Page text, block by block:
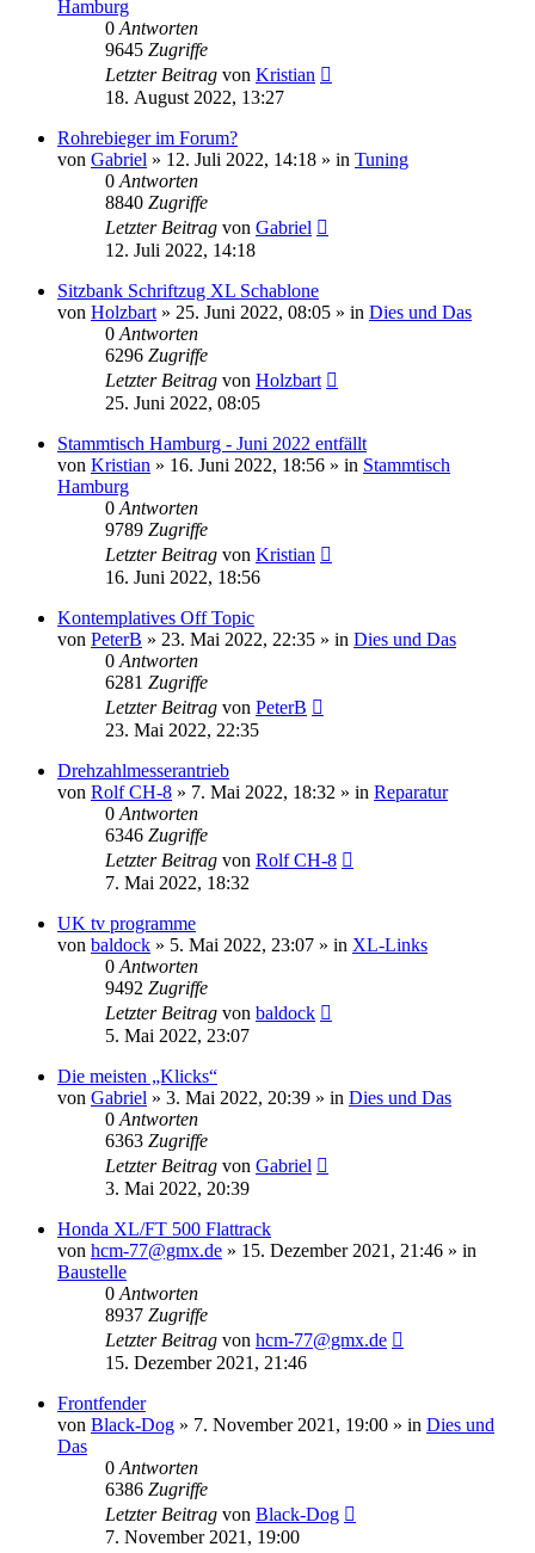
Hamburg
0 Antworten
9645 Zugriffe
Letzter Beitrag von Kristian
18. August 2022, 13:27
Rohrebieger im Forum?
von Gabriel » 12. Juli 2022, 14:18 » in Tuning
0 Antworten
8840 Zugriffe
Letzter Beitrag von Gabriel
12. Juli 2022, 14:18
Sitzbank Schriftzug XL Schablone
von Holzbart » 25. Juni 2022, 08:05 » in Dies und Das
0 Antworten
6296 Zugriffe
Letzter Beitrag von Holzbart
25. Juni 2022, 08:05
Stammtisch Hamburg - Juni 2022 entfällt
von Kristian » 16. Juni 2022, 18:56 » in Stammtisch
Hamburg
0 Antworten
9789 Zugriffe
Letzter Beitrag von Kristian
16. Juni 2022, 18:56
Kontemplatives Off Topic
von PeterB » 23. Mai 2022, 22:35 » in Dies und Das
0 Antworten
6281 Zugriffe
Letzter Beitrag von PeterB
23. Mai 2022, 22:35
Drehzahlmesserantrieb
von Rolf CH-8 » 7. Mai 2022, 18:32 » in Reparatur
0 Antworten
6346 Zugriffe
Letzter Beitrag von Rolf CH-8
7. Mai 2022, 18:32
UK tv programme
von baldock » 5. Mai 2022, 23:07 » in XL-Links
0 Antworten
9492 Zugriffe
Letzter Beitrag von baldock
5. Mai 2022, 23:07
Die meisten „Klicks“
von Gabriel » 3. Mai 2022, 20:39 » in Dies und Das
0 Antworten
6363 Zugriffe
Letzter Beitrag von Gabriel
3. Mai 2022, 20:39
Honda XL/FT 500 Flattrack
von hcm-77@gmx.de » 15. Dezember 2021, 21:46 » in
Baustelle
0 Antworten
8937 Zugriffe
Letzter Beitrag von hcm-77@gmx.de
15. Dezember 2021, 21:46
Frontfender
von Black-Dog » 7. November 2021, 19:00 » in Dies und
Das
0 Antworten
6386 Zugriffe
Letzter Beitrag von Black-Dog
7. November 2021, 19:00